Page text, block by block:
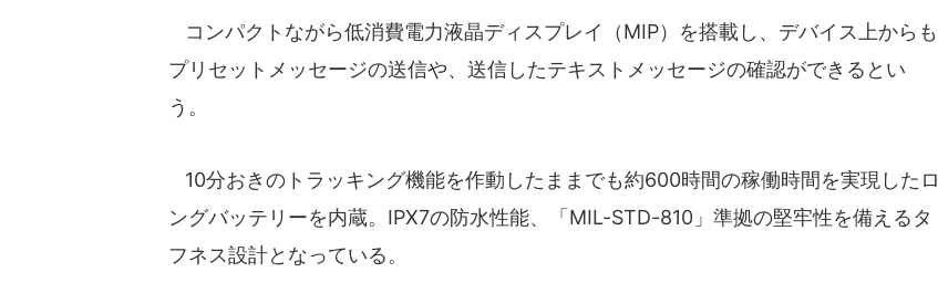
コンパクトながら低消費電力液晶ディスプレイ（MIP）を搭載し、デバイス上からも
プリセットメッセージの送信や、送信したテキストメッセージの確認ができるとい
う。
10分おきのトラッキング機能を作動したままでも約600時間の稼働時間を実現したロ
ングバッテリーを内蔵。IPX7の防水性能、「MIL-STD-810」準拠の堅牢性を備えるタ
フネス設計となっている。